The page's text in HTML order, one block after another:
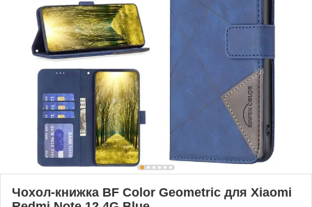
Чохол-книжка BF Color Geometric для Xiaomi